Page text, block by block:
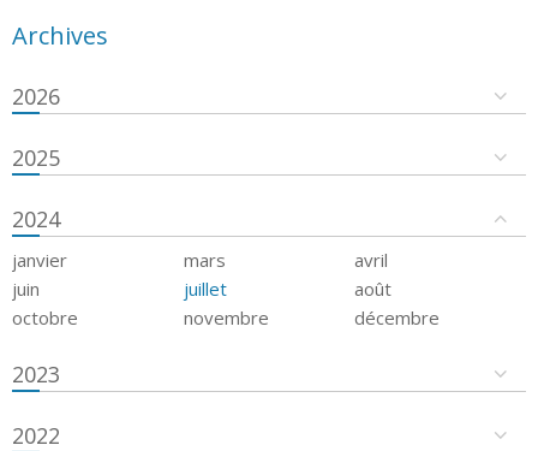
Archives
2026
2025
2024
janvier mars
avril
juin
juillet
août
octobre
novembre décembre
2023
2022